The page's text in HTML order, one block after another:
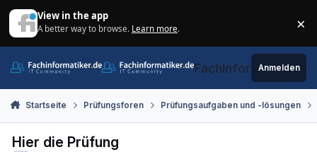
View in the app
A better way to browse. Learn more. ×
Fachinformatiker.de
Anmelden
Startseite Prüfungsforen Prüfungsaufgaben und -lösungen
Hier die Prüfung